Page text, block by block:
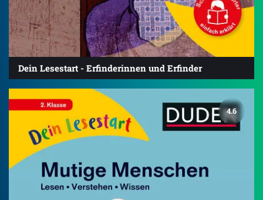
Dein Lesestart - Erfinderinnen und Erfinder
4.6